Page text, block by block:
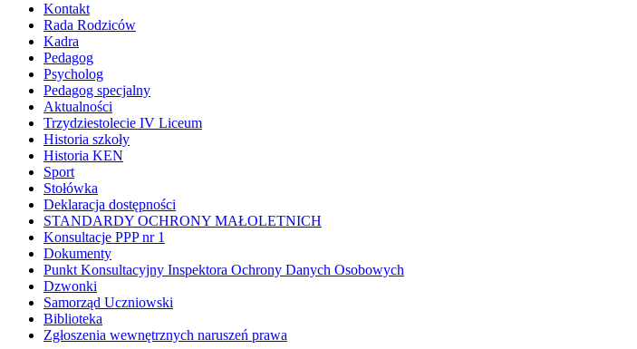
Kontakt
Rada Rodziców
Kadra
Pedagog
Psycholog
Pedagog specjalny
Aktualności
Trzydziestolecie IV Liceum
Historia szkoły
Historia KEN
Sport
Stołówka
Deklaracja dostępności
STANDARDY OCHRONY MAŁOLETNICH
Konsultacje PPP nr 1
Dokumenty
Punkt Konsultacyjny Inspektora Ochrony Danych Osobowych
Dzwonki
Samorząd Uczniowski
Biblioteka
Zgłoszenia wewnętrznych naruszeń prawa